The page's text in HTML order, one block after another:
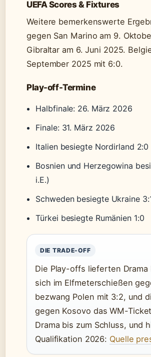
UEFA Scores & Fixtures
Weitere bemerkenswerte
gegen San Marino am 9.
Gibraltar am 6. Juni 2025.
September 2025 mit 6:0.
Play-off-Termine
Halbfinale: 26. März 2026
Finale: 31. März 2026
Italien besiegte Nordirland 2:0
Bosnien und Herzegowina
i.E.)
Schweden besiegte Ukraine
Türkei besiegte Rumänien 1:0
DIE TRADE-OFF
Die Play-offs lieferten
sich im Elfmeterschießen
bezwang Polen mit 3:2, und
gegen Kosovo das WM-
Drama bis zum Schluss, und
Qualifikation 2026: Quelle